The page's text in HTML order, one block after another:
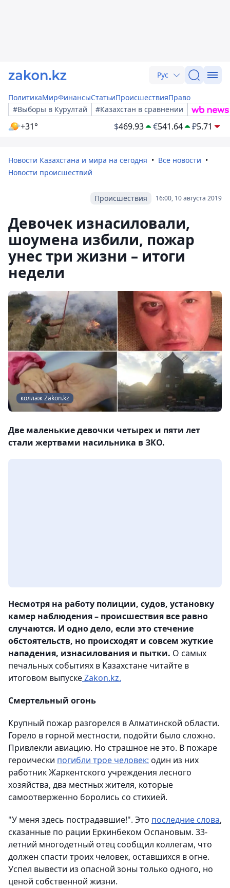
Рус
ПолитикаМирФинансыСтатьиПроисшествияПраво
#Выборы в Курултай
#Казахстан в сравнении
+31° $469.93 €541.64 ₽5.71
Новости Казахстана и мира на сегодня
Все новости
Новости происшествий
16:00, 10 августа 2019
Происшествия
Девочек изнасиловали,
шоумена избили, пожар
унес три жизни – итоги
недели
коллаж Zakon.kz
Две маленькие девочки четырех и пяти лет
стали жертвами насильника в ЗКО.
Несмотря на работу полиции, судов, установку
камер наблюдения – происшествия все равно
случаются. И одно дело, если это стечение
обстоятельств, но происходят и совсем жуткие
нападения, изнасилования и пытки. О самых
печальных событиях в Казахстане читайте в
итоговом выпускеZakon.kz.
Смертельный огонь
Крупный пожар разгорелся в Алматинской области.
Горело в горной местности, подойти было сложно.
Привлекли авиацию. Но страшное не это. В пожаре
героически погибли трое человек: один из них
работник Жаркентского учреждения лесного
хозяйства, два местных жителя, которые
самоотверженно боролись со стихией.
"У меня здесь пострадавшие!". Это последние слова,
сказанные по рации Еркинбеком Оспановым. 33-
летний многодетный отец сообщил коллегам, что
должен спасти троих человек, оставшихся в огне.
Успел вывести из опасной зоны только одного, но
ценой собственной жизни.